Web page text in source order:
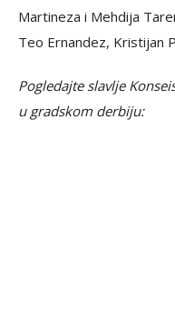
Martineza i Mehdija
Teo Ernandez, Kristijan
Pogledajte slavlje
u gradskom derbiju: